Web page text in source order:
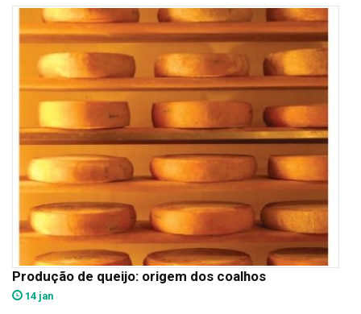
Produção de queijo: origem dos coalhos
14 jan